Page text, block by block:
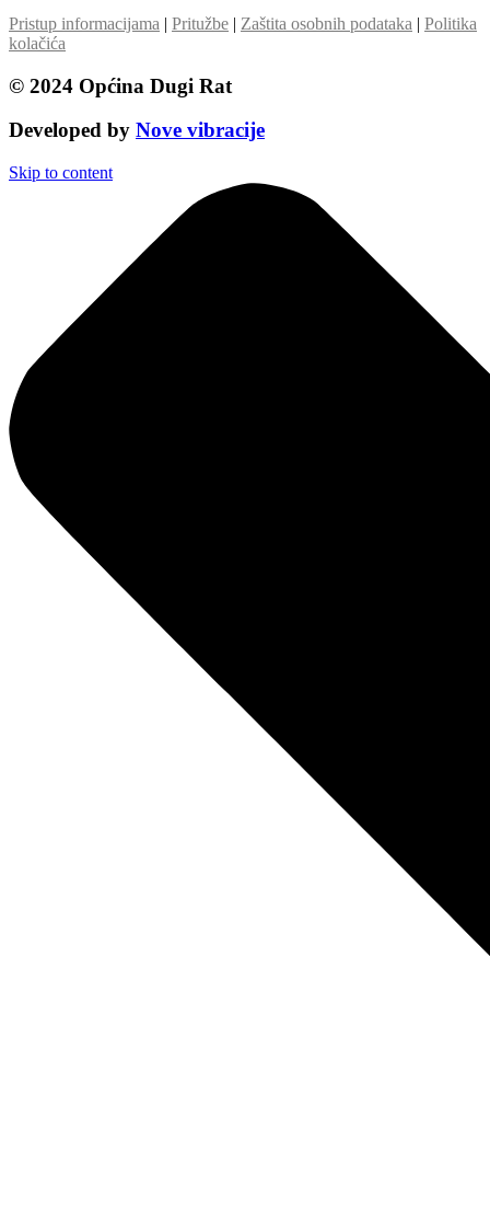
Pristup informacijama | Pritužbe | Zaštita osobnih podataka | Politika
kolačića
© 2024 Općina Dugi Rat
Developed by Nove vibracije
Skip to content